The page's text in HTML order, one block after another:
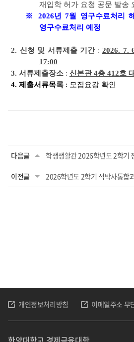
재입학 허가 요청 공문 발송
※ 2026년 7월 영구수료처리
영구수료처리 예정
2. 신청 및 서류제출 기간: 2026. 7.
17:00
3. 서류제출장소 : 신본관 4층 412호
4. 제출서류목록 : 모집요강 확인
다음글 학생생활관 2026학년도 2학기
이전글 2026학년도 2학기 석박사통합
개인정보처리방침 이메일주소 무